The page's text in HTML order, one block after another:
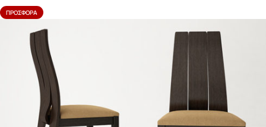
ΠΡΟΣΦΟΡΆ